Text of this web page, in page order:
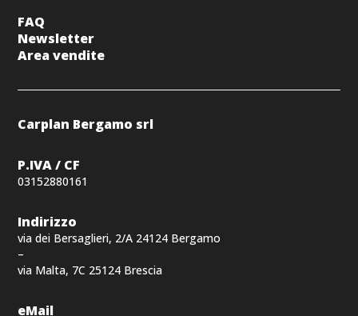
FAQ
Newsletter
Area vendite
Carplan Bergamo srl
P.IVA / CF
03152880161
Indirizzo
via dei Bersaglieri, 2/A 24124 Bergamo
–
via Malta, 7C 25124 Brescia
eMail